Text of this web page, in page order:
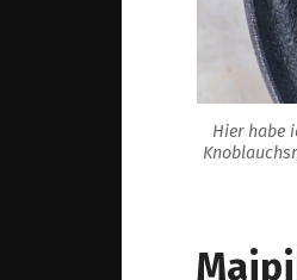
Hier habe